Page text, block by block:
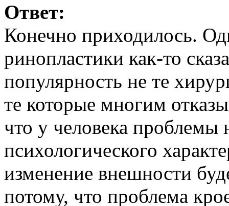
Ответ:
Конечно приходилось.
ринопластики как-то
популярность не те
те которые многим
что у человека проблемы
психологического
изменение внешности
потому, что проблема